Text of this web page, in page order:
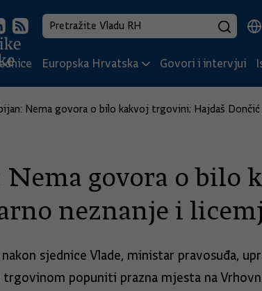
Europska Hrvatska Govori i intervjui
Nema govora o bilo kakvoj trgovini; Hajdaš
govora o bilo
neznanje i
sjednice Vlade, ministar pravosuđa,
popuniti prazna mjesta na